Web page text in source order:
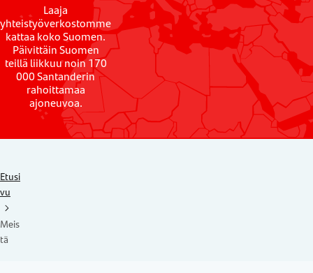
Laaja
yhteistyöverkostomme
kattaa koko Suomen.
Päivittäin Suomen
teillä liikkuu noin 170
000 Santanderin
rahoittamaa
ajoneuvoa.
Etusi
vu
Meis
tä